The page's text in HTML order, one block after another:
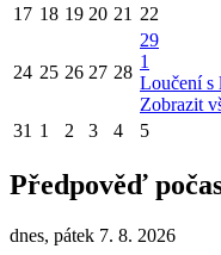
17 18 19 20 21 22
24 25 26 27 28
29
1
Loučení s
Zobrazit
31 1 2 3 4 5
Předpověď
dnes, pátek 7. 8. 2026